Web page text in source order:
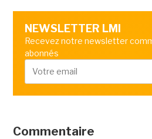
NEWSLETTER LMI
Recevez notre newsletter
abonnés
Commentaire